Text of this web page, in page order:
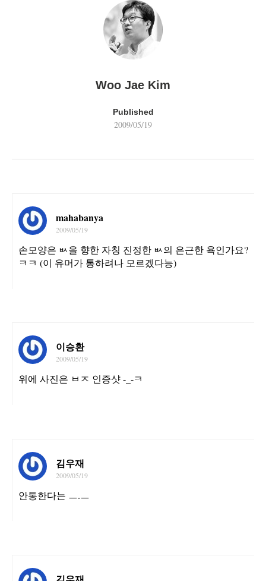
Woo Jae Kim
Published
2009/05/19
mahabanya
2009/05/19
손모양은 ㅄ을 향한 자칭 진정한 ㅄ의 은근한 욕인가요?
ㅋㅋ (이 유머가 통하려나 모르겠다능)
이승환
2009/05/19
위에 사진은 ㅂㅈ 인증샷 -_-ㅋ
김우재
2009/05/19
안통한다는 ㅡ.ㅡ